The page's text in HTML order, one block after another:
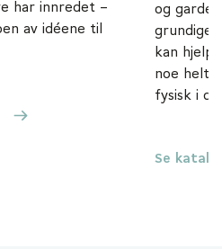
har innredet –
av idéene til
og
grundige
kan
noe helt
fysisk i
Se